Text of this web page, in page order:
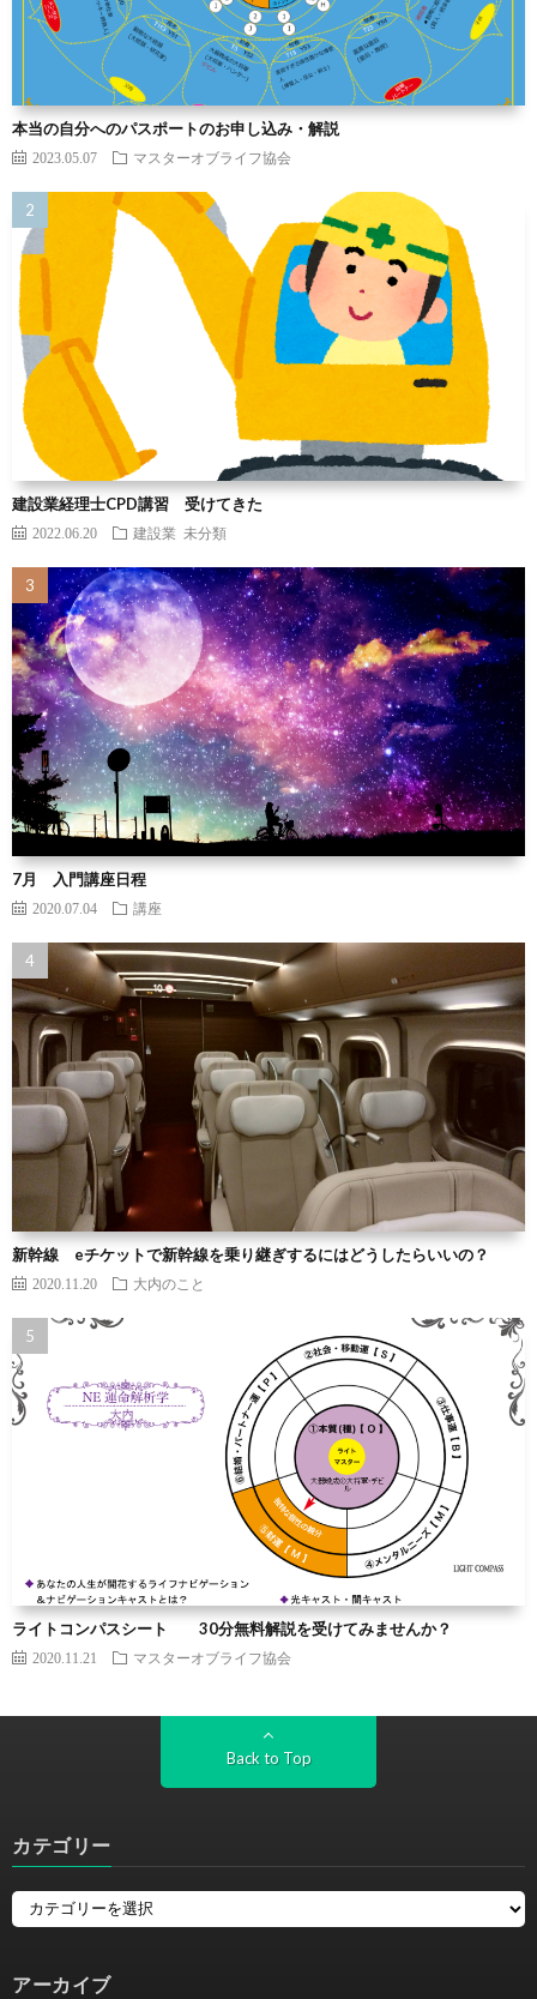
本当の自分へのパスポートのお申し込み・解説
2023.05.07 マスターオブライフ協会
建設業経理士CPD講習 受けてきた
2022.06.20 建設業 未分類
7月 入門講座日程
2020.07.04 講座
新幹線 eチケットで新幹線を乗り継ぎするにはどうしたらいいの？
2020.11.20 大内のこと
ライトコンパスシート 30分無料解説を受けてみませんか？
2020.11.21 マスターオブライフ協会
Back to Top
カテゴリー
アーカイブ